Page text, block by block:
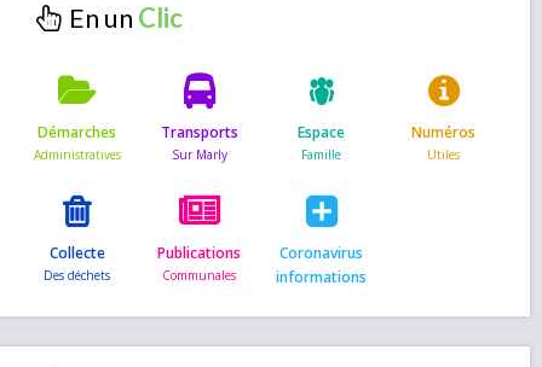
En un
Démarches Transports Espace Numéros
Collecte Publications
Coronavirus
informations